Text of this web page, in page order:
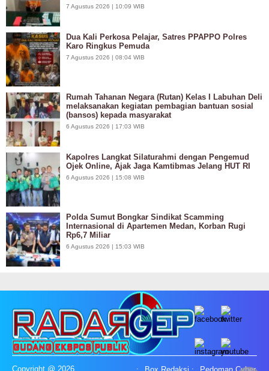
7 Agustus 2026 | 10:09 WIB
Dua Kali Perkosa Pelajar, Satres PPAPPO Polres
Karo Ringkus Pemuda
7 Agustus 2026 | 08:04 WIB
Rumah Tahanan Negara (Rutan) Kelas I Labuhan Deli
melaksanakan kegiatan pembagian bantuan sosial
(bansos) kepada masyarakat
6 Agustus 2026 | 17:03 WIB
Kapolres Langkat Silaturahmi dengan Pengemud
Ojek Online, Ajak Jaga Kamtibmas Jelang HUT RI
6 Agustus 2026 | 15:08 WIB
Polda Sumut Bongkar Sindikat Scamming
Internasional di Apartemen Medan, Korban Rugi
Rp6,7 Miliar
6 Agustus 2026 | 15:03 WIB
Copyright @ 2026